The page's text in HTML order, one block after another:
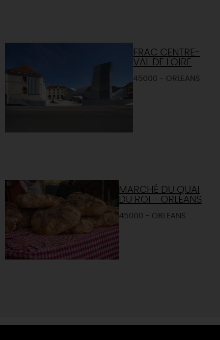
FRAC CENTRE-
VAL DE LOIRE
45000 - ORLEANS
MARCHÉ DU QUAI
DU ROI - ORLÉANS
45000 - ORLEANS